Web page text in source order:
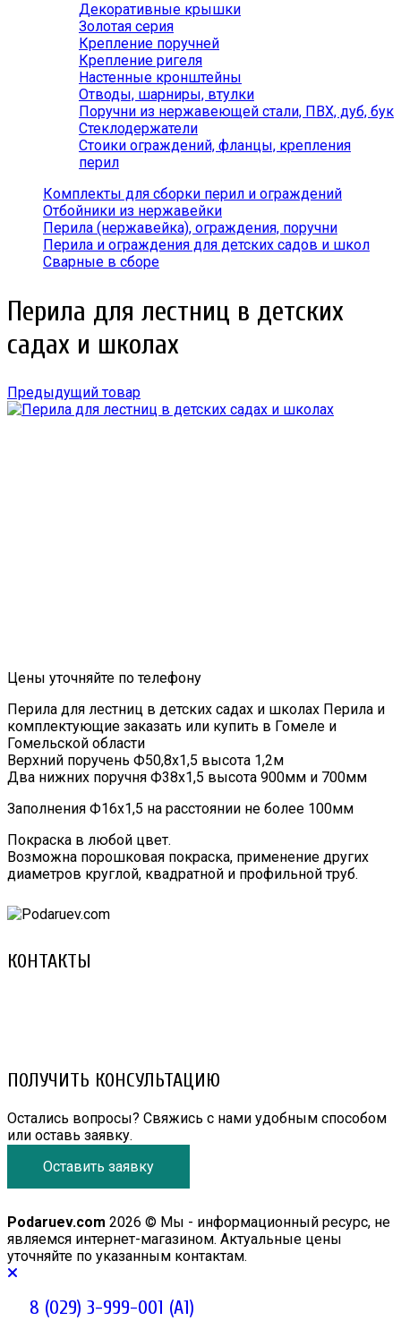
Декоративные крышки
Золотая серия
Крепление поручней
Крепление ригеля
Настенные кронштейны
Отводы, шарниры, втулки
Поручни из нержавеющей стали, ПВХ, дуб, бук
Стеклодержатели
Стоики ограждений, фланцы, крепления
перил
Комплекты для сборки перил и ограждений
Отбойники из нержавейки
Перила (нержавейка), ограждения, поручни
Перила и ограждения для детских садов и школ
Сварные в сборе
Перила для лестниц в детских
садах и школах
Предыдущий товар
Цены уточняйте по телефону
Перила для лестниц в детских садах и школах Перила и
комплектующие заказать или купить в Гомеле и
Гомельской области
Верхний поручень Ф50,8х1,5 высота 1,2м
Два нижних поручня Ф38х1,5 высота 900мм и 700мм
Заполнения Ф16х1,5 на расстоянии не более 100мм
Покраска в любой цвет.
Возможна порошковая покраска, применение других
диаметров круглой, квадратной и профильной труб.
КОНТАКТЫ
ПОЛУЧИТЬ КОНСУЛЬТАЦИЮ
Остались вопросы? Свяжись с нами удобным способом
или оставь заявку.
Оставить заявку
Podaruev.com 2026 © Мы - информационный ресурс, не
являемся интернет-магазином. Актуальные цены
уточняйте по указанным контактам.
8 (029) 3-999-001 (A1)